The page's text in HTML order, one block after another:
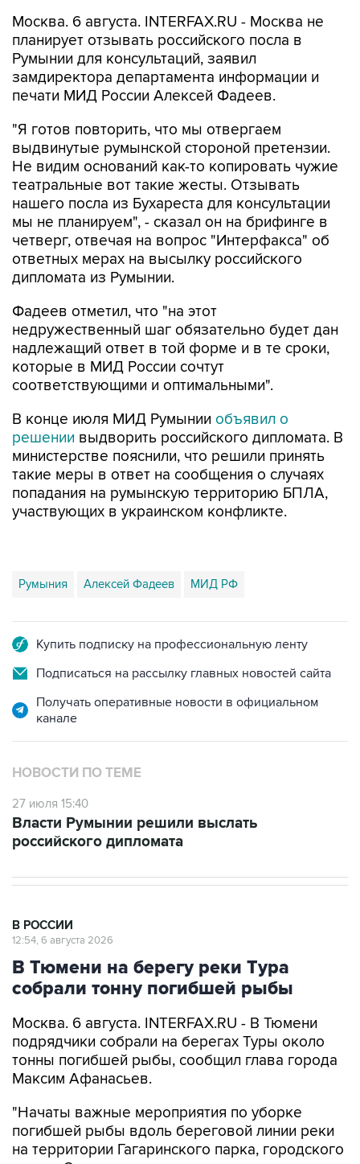
Москва. 6 августа. INTERFAX.RU - Москва не
планирует отзывать российского посла в
Румынии для консультаций, заявил
замдиректора департамента информации и
печати МИД России Алексей Фадеев.
"Я готов повторить, что мы отвергаем
выдвинутые румынской стороной претензии.
Не видим оснований как-то копировать чужие
театральные вот такие жесты. Отзывать
нашего посла из Бухареста для консультации
мы не планируем", - сказал он на брифинге в
четверг, отвечая на вопрос "Интерфакса" об
ответных мерах на высылку российского
дипломата из Румынии.
Фадеев отметил, что "на этот
недружественный шаг обязательно будет дан
надлежащий ответ в той форме и в те сроки,
которые в МИД России сочтут
соответствующими и оптимальными".
В конце июля МИД Румынии объявил о
решении выдворить российского дипломата. В
министерстве пояснили, что решили принять
такие меры в ответ на сообщения о случаях
попадания на румынскую территорию БПЛА,
участвующих в украинском конфликте.
Румыния Алексей Фадеев МИД РФ
Купить подписку на профессиональную ленту
Подписаться на рассылку главных новостей сайта
Получать оперативные новости в официальном
канале
НОВОСТИ ПО ТЕМЕ
27 июля 15:40
Власти Румынии решили выслать
российского дипломата
В РОССИИ
12:54, 6 августа 2026
В Тюмени на берегу реки Тура
собрали тонну погибшей рыбы
Москва. 6 августа. INTERFAX.RU - В Тюмени
подрядчики собрали на берегах Туры около
тонны погибшей рыбы, сообщил глава города
Максим Афанасьев.
"Начаты важные мероприятия по уборке
погибшей рыбы вдоль береговой линии реки
на территории Гагаринского парка, городского